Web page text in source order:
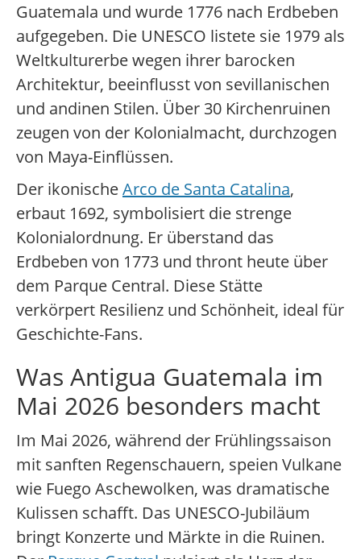
Guatemala und wurde 1776 nach Erdbeben
aufgegeben. Die UNESCO listete sie 1979 als
Weltkulturerbe wegen ihrer barocken
Architektur, beeinflusst von sevillanischen
und andinen Stilen. Über 30 Kirchenruinen
zeugen von der Kolonialmacht, durchzogen
von Maya-Einflüssen.
Der ikonischeArco de Santa Catalina,
erbaut 1692, symbolisiert die strenge
Kolonialordnung. Er überstand das
Erdbeben von 1773 und thront heute über
dem Parque Central. Diese Stätte
verkörpert Resilienz und Schönheit, ideal für
Geschichte-Fans.
Was Antigua Guatemala im
Mai 2026 besonders macht
Im Mai 2026, während der Frühlingssaison
mit sanften Regenschauern, speien Vulkane
wie Fuego Aschewolken, was dramatische
Kulissen schafft. Das UNESCO-Jubiläum
bringt Konzerte und Märkte in die Ruinen.